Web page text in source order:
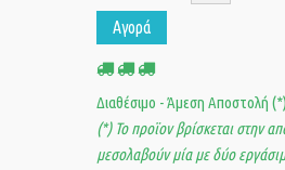
Αγορά
Διαθέσιμο - Άμεση Αποστολή (*)
(*) Το προϊον βρίσκεται στην
μεσολαβούν μία με δύο